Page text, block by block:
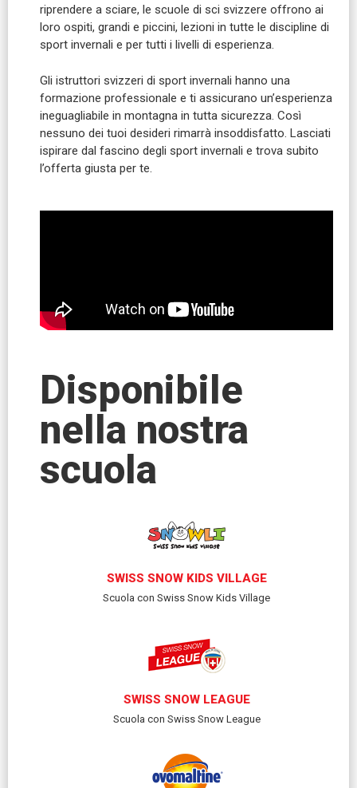
riprendere a sciare, le scuole di sci svizzere offrono ai
loro ospiti, grandi e piccini, lezioni in tutte le discipline di
sport invernali e per tutti i livelli di esperienza.
Gli istruttori svizzeri di sport invernali hanno una
formazione professionale e ti assicurano un’esperienza
ineguagliabile in montagna in tutta sicurezza. Così
nessuno dei tuoi desideri rimarrà insoddisfatto. Lasciati
ispirare dal fascino degli sport invernali e trova subito
l’offerta giusta per te.
Disponibile
nella nostra
scuola
SWISS SNOW KIDS VILLAGE
Scuola con Swiss Snow Kids Village
SWISS SNOW LEAGUE
Scuola con Swiss Snow League